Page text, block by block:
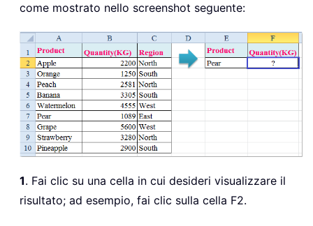
come mostrato nello screenshot seguente:
1. Fai clic su una cella in cui desideri visualizzare il
risultato; ad esempio, fai clic sulla cella F2.